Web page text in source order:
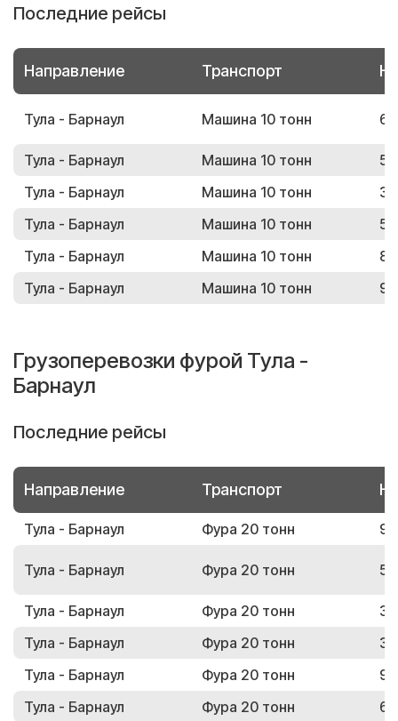
Последние рейсы
Направление Транспорт
Тула - Барнаул Машина 10 тонн
Тула - Барнаул Машина 10 тонн
Тула - Барнаул
Машина 10 тонн
Тула - Барнаул
Машина 10 тонн
Тула - Барнаул
Машина 10 тонн
Тула - Барнаул
Машина 10 тонн
Грузоперевозки фурой Тула -
Барнаул
Последние рейсы
Направление Транспорт
Тула - Барнаул Фура 20 тонн
Тула - Барнаул Фура 20 тонн
Тула - Барнаул Фура 20 тонн
Тула - Барнаул
Фура 20 тонн
Тула - Барнаул
Фура 20 тонн
Тула - Барнаул
Фура 20 тонн